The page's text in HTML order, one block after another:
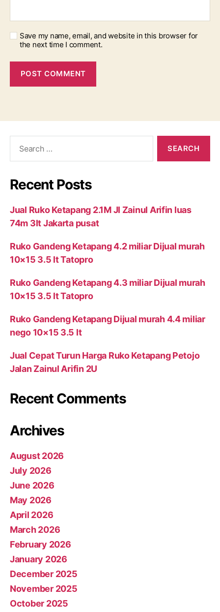
Save my name, email, and website in this browser for
the next time I comment.
Recent Posts
Jual Ruko Ketapang 2.1M Jl Zainul Arifin luas
74m 3lt Jakarta pusat
Ruko Gandeng Ketapang 4.2 miliar Dijual murah
10×15 3.5 lt Tatopro
Ruko Gandeng Ketapang 4.3 miliar Dijual murah
10×15 3.5 lt Tatopro
Ruko Gandeng Ketapang Dijual murah 4.4 miliar
nego 10×15 3.5 lt
Jual Cepat Turun Harga Ruko Ketapang Petojo
Jalan Zainul Arifin 2U
Recent Comments
Archives
August 2026
July 2026
June 2026
May 2026
April 2026
March 2026
February 2026
January 2026
December 2025
November 2025
October 2025